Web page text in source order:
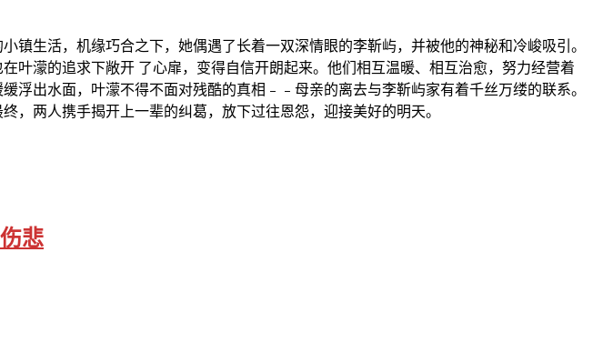
生活，机缘巧合之下，她偶遇了长着一双深情眼的李靳屿，并被他的神秘和冷峻吸引。
叶濛的追求下敞开 了心扉，变得自信开朗起来。他们相互温暖、相互治愈，努力经营着
出水面，叶濛不得不面对残酷的真相﹣﹣母亲的离去与李靳屿家有着千丝万缕的联系。
，两人携手揭开上一辈的纠葛，放下过往恩怨，迎接美好的明天。
悲